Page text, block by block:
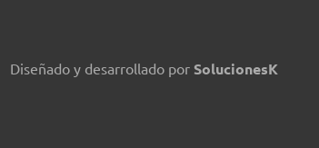
Diseñado y desarrollado por SolucionesK